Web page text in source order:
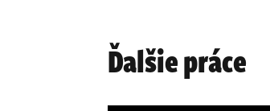
Ďalšie práce